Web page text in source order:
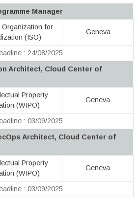
Manager
Organization for
(ISO)
Geneva
: 24/08/2025
Architect, Cloud Center of
Property
(WIPO)
Geneva
: 03/09/2025
Architect, Cloud Center of
Property
(WIPO)
Geneva
: 03/09/2025